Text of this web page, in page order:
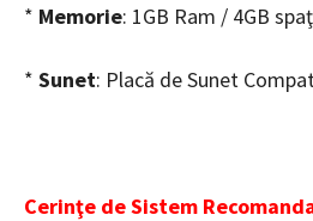
* Memorie: 1GB Ram / 4GB
* Sunet: Placă de Sunet
Cerinţe de Sistem